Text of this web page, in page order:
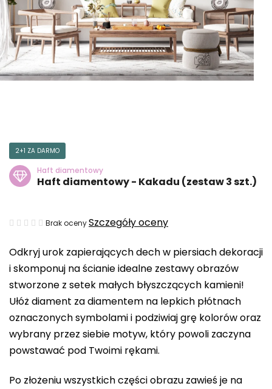
Odkryj urok zapierających dech w piersiach dekoracji
i skomponuj na ścianie idealne zestawy obrazów
stworzone z setek małych błyszczących kamieni!
Ułóż diament za diamentem na lepkich płótnach
oznaczonych symbolami i podziwiaj grę kolorów oraz
wybrany przez siebie motyw, który powoli zaczyna
powstawać pod Twoimi rękami.
Po złożeniu wszystkich części obrazu zawieś je na
2+1 ZA DARMO
Haft diamentowy
Haft diamentowy - Kakadu (zestaw 3 szt.)
Średnia
produktu
wynosi
0,0
na
5
gwiazdek.
Brak ocenySzczegóły oceny